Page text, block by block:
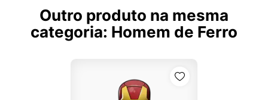
Outro produto na mesma
categoria: Homem de Ferro